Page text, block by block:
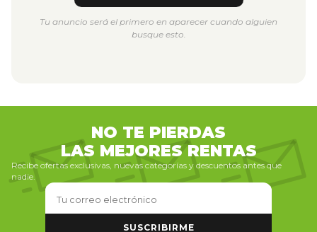
Tu anuncio será el primero en aparecer cuando alguien
busque esto.
NO TE PIERDAS
LAS MEJORES RENTAS
Recibe ofertas exclusivas, nuevas categorías y descuentos antes que
nadie.
SUSCRIBIRME